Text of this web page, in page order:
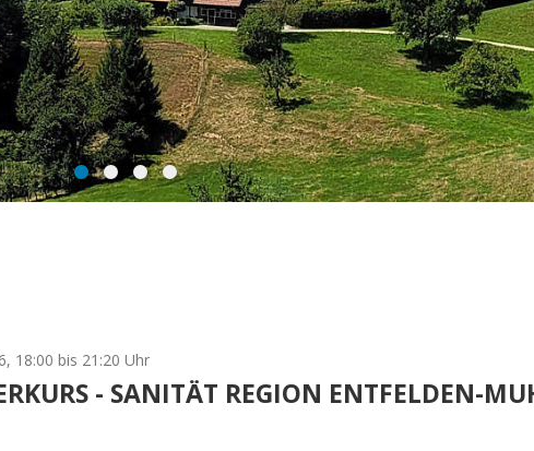
- SANITÄT REGION ENTFELDEN-
, 18:00 bis 21:20 Uhr